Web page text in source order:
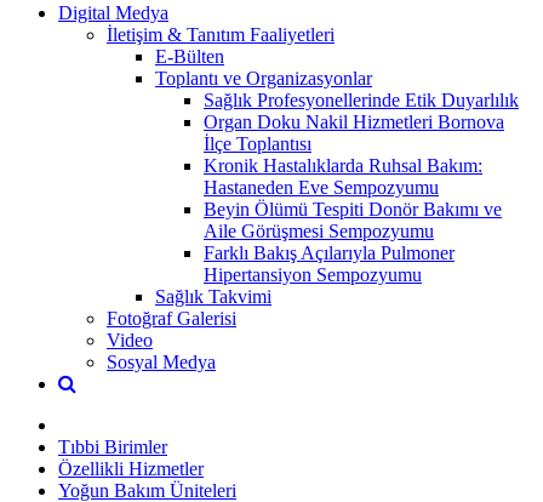
Digital Medya
İletişim & Tanıtım Faaliyetleri
E-Bülten
Toplantı ve Organizasyonlar
Sağlık Profesyonellerinde Etik Duyarlılık
Organ Doku Nakil Hizmetleri Bornova
İlçe Toplantısı
Kronik Hastalıklarda Ruhsal Bakım:
Hastaneden Eve Sempozyumu
Beyin Ölümü Tespiti Donör Bakımı ve
Aile Görüşmesi Sempozyumu
Farklı Bakış Açılarıyla Pulmoner
Hipertansiyon Sempozyumu
Sağlık Takvimi
Fotoğraf Galerisi
Video
Sosyal Medya
Tıbbi Birimler
Özellikli Hizmetler
Yoğun Bakım Üniteleri